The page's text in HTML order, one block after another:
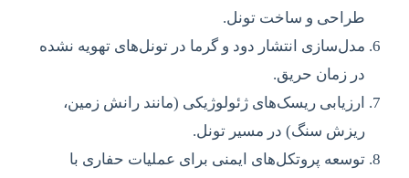
طراحی و ساخت تونل.
مدل‌سازی انتشار دود و گرما در تونل‌های تهویه نشده
در زمان حریق.
ارزیابی ریسک‌های ژئولوژیکی (مانند رانش زمین،
ریزش سنگ) در مسیر تونل.
توسعه پروتکل‌های ایمنی برای عملیات حفاری با